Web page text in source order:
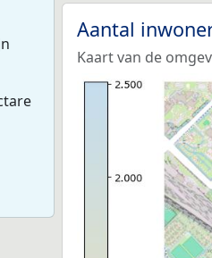
Aantal
Kaart van de